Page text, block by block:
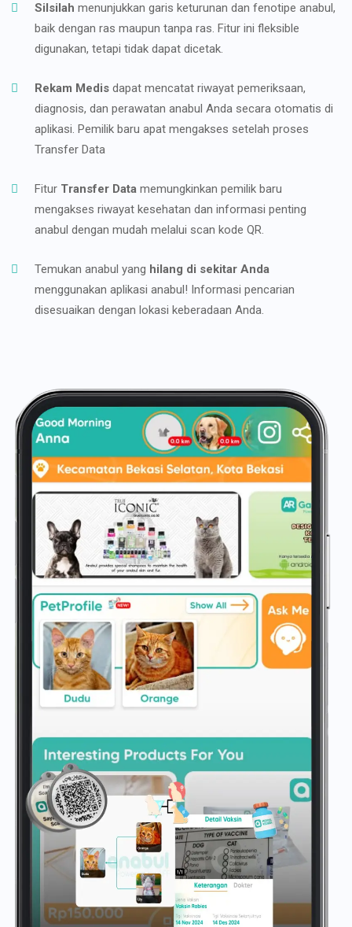
Silsilah menunjukkan garis keturunan dan fenotipe anabul,
baik dengan ras maupun tanpa ras. Fitur ini fleksible
digunakan, tetapi tidak dapat dicetak.
Rekam Medis dapat mencatat riwayat pemeriksaan,
diagnosis, dan perawatan anabul Anda secara otomatis di
aplikasi. Pemilik baru apat mengakses setelah proses
Transfer Data
Fitur Transfer Data memungkinkan pemilik baru
mengakses riwayat kesehatan dan informasi penting
anabul dengan mudah melalui scan kode QR.
Temukan anabul yang hilang di sekitar Anda
menggunakan aplikasi anabul! Informasi pencarian
disesuaikan dengan lokasi keberadaan Anda.